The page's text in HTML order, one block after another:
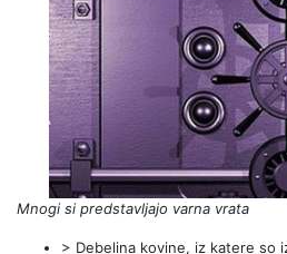
Mnogi si predstavljajo varna vrata
> Debelina kovine, iz katere so